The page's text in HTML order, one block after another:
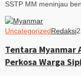
SSTP MM meninjau
UncategorizedRedaksi
Tentara Myanmar
Perkosa Warga